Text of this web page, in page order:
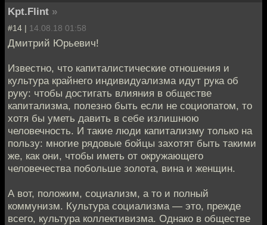
Kpt.Flint »
#14 | 14.08.18 01:58
Дмитрий Юрьевич!
Известно, что капиталистические отношения и
культура крайнего индивидуализма идут рука об
руку: чтобы достигать влияния в обществе
капитализма, полезно быть если не социопатом, то
хотя бы уметь давить в себе излишнюю
человечность. И такие люди капитализму только на
пользу: многие рядовые бойцы захотят быть такими
же, как они, чтобы иметь от окружающего
человечества побольше золота, вина и женщин.
А вот, положим, социализм, а то и полный
коммунизм. Культура социализма — это, прежде
всего, культура коллективизма. Однако в обществе